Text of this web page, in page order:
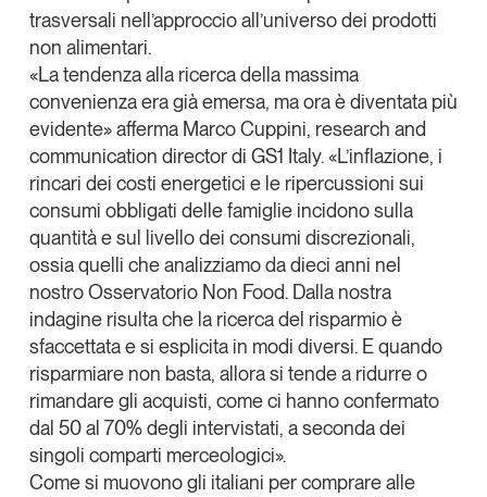
Tendenze è il magazine di GS1 Italy che racconta in
modo indipendente il cambiamento e le sfide del largo
consumo e dell’economia a professionisti e
consumatori
GS1 Italy GS1 Italy GS1 Italy
Tendenze
GS1 Italy
trasversali nell’approccio all’universo dei prodotti
non alimentari.
«La tendenza alla ricerca della massima
convenienza era già emersa, ma ora è diventata più
evidente» afferma Marco Cuppini, research and
communication director di GS1 Italy. «L’inflazione, i
rincari dei costi energetici e le ripercussioni sui
consumi obbligati delle famiglieincidono sulla
quantità e sul livello dei consumi discrezionali,
ossia quelli che analizziamo da dieci anni nel
nostro Osservatorio Non Food. Dalla nostra
indagine risulta che la ricerca del risparmio è
sfaccettata e si esplicita in modi diversi. E quando
risparmiare non basta, allora si tende a ridurre o
rimandare gli acquisti, come ci hanno confermato
dal 50 al 70% degli intervistati, a seconda dei
singoli comparti merceologici».
Come si muovono gli italiani per comprare alle